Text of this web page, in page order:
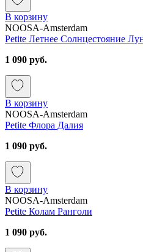
В корзину
NOOSA-Amsterdam
Petite Летнее Солнцестояние
1 090 руб.
В корзину
NOOSA-Amsterdam
Petite Флора Далия
1 090 руб.
В корзину
NOOSA-Amsterdam
Petite Колам Ранголи
1 090 руб.